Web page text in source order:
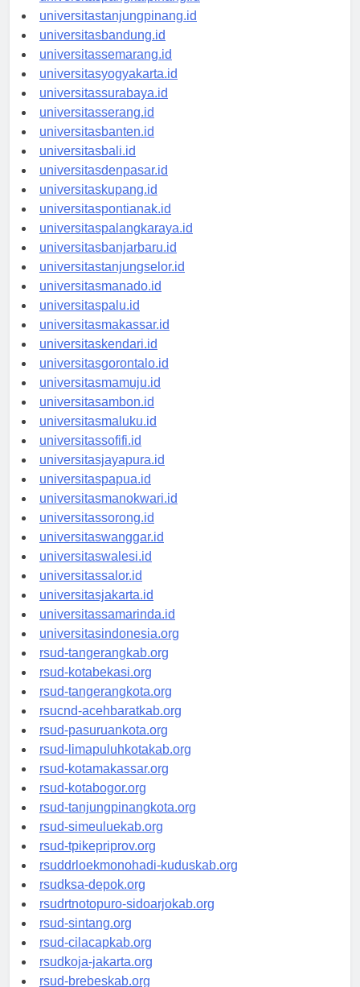
universitaspangkalpinang.id
universitastanjungpinang.id
universitasbandung.id
universitassemarang.id
universitasyogyakarta.id
universitassurabaya.id
universitasserang.id
universitasbanten.id
universitasbali.id
universitasdenpasar.id
universitaskupang.id
universitaspontianak.id
universitaspalangkaraya.id
universitasbanjarbaru.id
universitastanjungselor.id
universitasmanado.id
universitaspalu.id
universitasmakassar.id
universitaskendari.id
universitasgorontalo.id
universitasmamuju.id
universitasambon.id
universitasmaluku.id
universitassofifi.id
universitasjayapura.id
universitaspapua.id
universitasmanokwari.id
universitassorong.id
universitaswanggar.id
universitaswalesi.id
universitassalor.id
universitasjakarta.id
universitassamarinda.id
universitasindonesia.org
rsud-tangerangkab.org
rsud-kotabekasi.org
rsud-tangerangkota.org
rsucnd-acehbaratkab.org
rsud-pasuruankota.org
rsud-limapuluhkotakab.org
rsud-kotamakassar.org
rsud-kotabogor.org
rsud-tanjungpinangkota.org
rsud-simeuluekab.org
rsud-tpikepriprov.org
rsuddrloekmonohadi-kuduskab.org
rsudksa-depok.org
rsudrtnotopuro-sidoarjokab.org
rsud-sintang.org
rsud-cilacapkab.org
rsudkoja-jakarta.org